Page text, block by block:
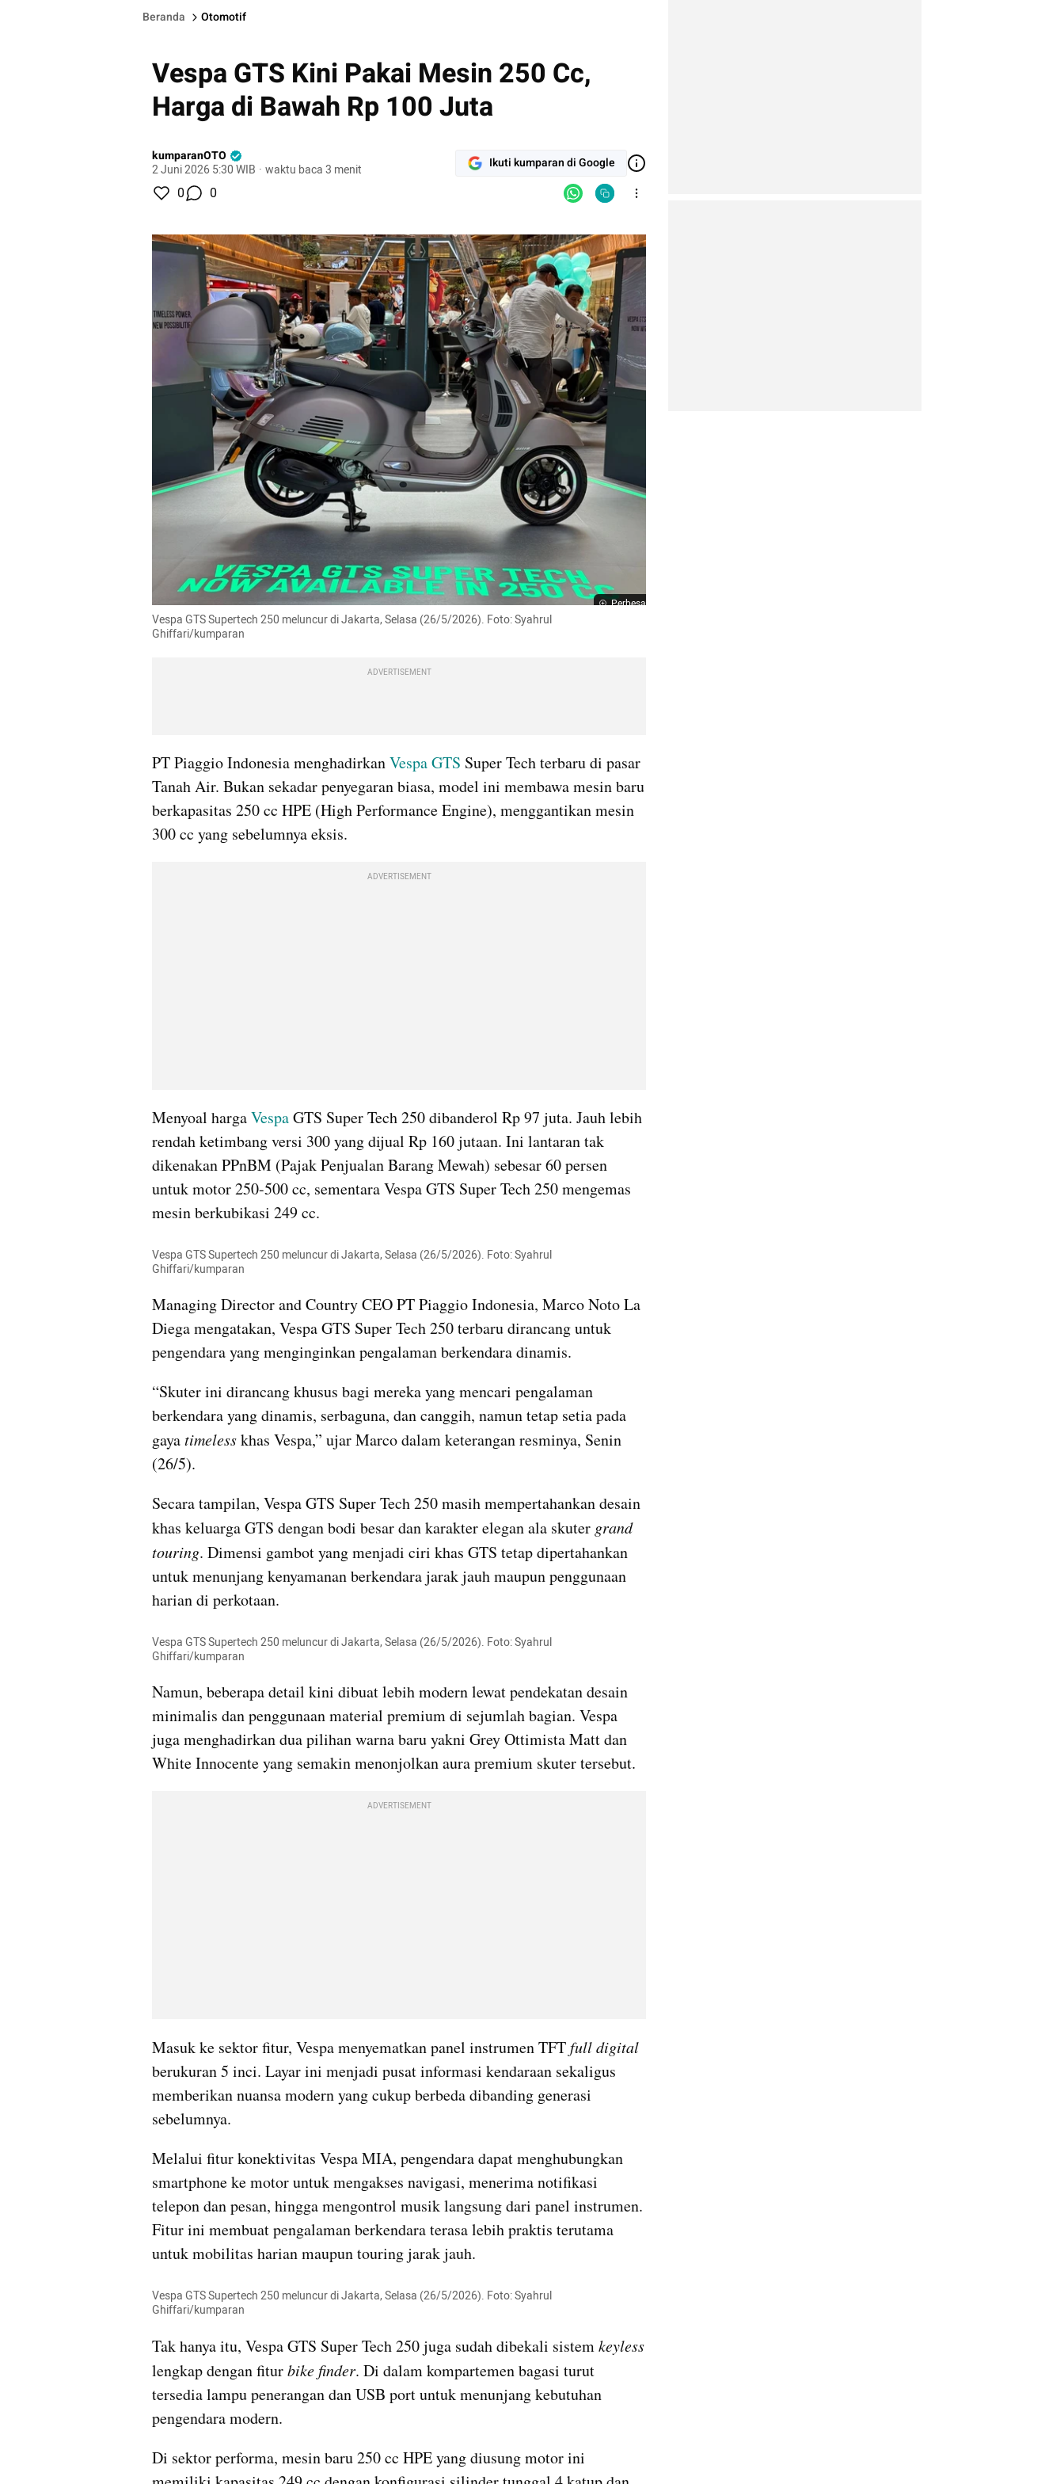
Beranda Otomotif
Vespa GTS Kini Pakai Mesin 250 Cc,
Harga di Bawah Rp 100 Juta
kumparanOTO
2 Juni 2026 5:30 WIB · waktu baca 3 menit Ikuti kumparan di Google
0 0
Perbesar
Vespa GTS Supertech 250 meluncur di Jakarta, Selasa (26/5/2026). Foto: Syahrul
Ghiffari/kumparan
ADVERTISEMENT
PT Piaggio Indonesia menghadirkan Vespa GTS Super Tech terbaru di pasar
Tanah Air. Bukan sekadar penyegaran biasa, model ini membawa mesin baru
berkapasitas 250 cc HPE (High Performance Engine), menggantikan mesin
300 cc yang sebelumnya eksis.
ADVERTISEMENT
Menyoal harga Vespa GTS Super Tech 250 dibanderol Rp 97 juta. Jauh lebih
rendah ketimbang versi 300 yang dijual Rp 160 jutaan. Ini lantaran tak
dikenakan PPnBM (Pajak Penjualan Barang Mewah) sebesar 60 persen
untuk motor 250-500 cc, sementara Vespa GTS Super Tech 250 mengemas
mesin berkubikasi 249 cc.
Vespa GTS Supertech 250 meluncur di Jakarta, Selasa (26/5/2026). Foto: Syahrul
Ghiffari/kumparan
Managing Director and Country CEO PT Piaggio Indonesia, Marco Noto La
Diega mengatakan, Vespa GTS Super Tech 250 terbaru dirancang untuk
pengendara yang menginginkan pengalaman berkendara dinamis.
“Skuter ini dirancang khusus bagi mereka yang mencari pengalaman
berkendara yang dinamis, serbaguna, dan canggih, namun tetap setia pada
gaya timeless khas Vespa,” ujar Marco dalam keterangan resminya, Senin
(26/5).
Secara tampilan, Vespa GTS Super Tech 250 masih mempertahankan desain
khas keluarga GTS dengan bodi besar dan karakter elegan ala skuter grand
touring. Dimensi gambot yang menjadi ciri khas GTS tetap dipertahankan
untuk menunjang kenyamanan berkendara jarak jauh maupun penggunaan
harian di perkotaan.
Vespa GTS Supertech 250 meluncur di Jakarta, Selasa (26/5/2026). Foto: Syahrul
Ghiffari/kumparan
Namun, beberapa detail kini dibuat lebih modern lewat pendekatan desain
minimalis dan penggunaan material premium di sejumlah bagian. Vespa
juga menghadirkan dua pilihan warna baru yakni Grey Ottimista Matt dan
White Innocente yang semakin menonjolkan aura premium skuter tersebut.
ADVERTISEMENT
Masuk ke sektor fitur, Vespa menyematkan panel instrumen TFT fulldigital
berukuran 5 inci. Layar ini menjadi pusat informasi kendaraan sekaligus
memberikan nuansa modern yang cukup berbeda dibanding generasi
sebelumnya.
Melalui fitur konektivitas Vespa MIA, pengendara dapat menghubungkan
smartphone ke motor untuk mengakses navigasi, menerima notifikasi
telepon dan pesan, hingga mengontrol musik langsung dari panel instrumen.
Fitur ini membuat pengalaman berkendara terasa lebih praktis terutama
untuk mobilitas harian maupun touring jarak jauh.
Vespa GTS Supertech 250 meluncur di Jakarta, Selasa (26/5/2026). Foto: Syahrul
Ghiffari/kumparan
Tak hanya itu, Vespa GTS Super Tech 250 juga sudah dibekali sistem keyless
lengkap dengan fitur bike finder. Di dalam kompartemen bagasi turut
tersedia lampu penerangan dan USB port untuk menunjang kebutuhan
pengendara modern.
Di sektor performa, mesin baru 250 cc HPE yang diusung motor ini